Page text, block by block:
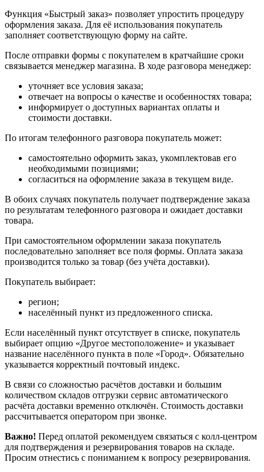
Функция «Быстрый заказ» позволяет упростить процедуру
оформления заказа. Для её использования покупатель
заполняет соответствующую форму на сайте.
После отправки формы с покупателем в кратчайшие сроки
связывается менеджер магазина. В ходе разговора менеджер:
уточняет все условия заказа;
отвечает на вопросы о качестве и особенностях товара;
информирует о доступных вариантах оплаты и
стоимости доставки.
По итогам телефонного разговора покупатель может:
самостоятельно оформить заказ, укомплектовав его
необходимыми позициями;
согласиться на оформление заказа в текущем виде.
В обоих случаях покупатель получает подтверждение заказа
по результатам телефонного разговора и ожидает доставки
товара.
При самостоятельном оформлении заказа покупатель
последовательно заполняет все поля формы. Оплата заказа
производится только за товар (без учёта доставки).
Покупатель выбирает:
регион;
населённый пункт из предложенного списка.
Если населённый пункт отсутствует в списке, покупатель
выбирает опцию «Другое местоположение» и указывает
название населённого пункта в поле «Город». Обязательно
указывается корректный почтовый индекс.
В связи со сложностью расчётов доставки и большим
количеством складов отгрузки сервис автоматического
расчёта доставки временно отключён. Стоимость доставки
рассчитывается оператором при звонке.
Важно! Перед оплатой рекомендуем связаться с колл‑центром
для подтверждения и резервирования товаров на складе.
Просим отнестись с пониманием к вопросу резервирования.